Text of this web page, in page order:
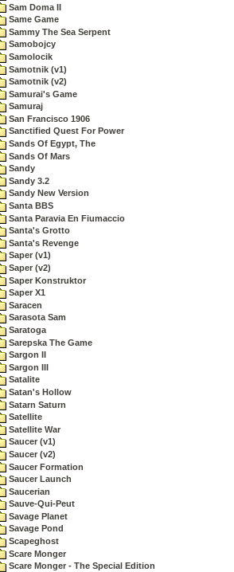
Sam Doma II
Same Game
Sammy The Sea Serpent
Samobojcy
Samolocik
Samotnik (v1)
Samotnik (v2)
Samurai's Game
Samuraj
San Francisco 1906
Sanctified Quest For Power
Sands Of Egypt, The
Sands Of Mars
Sandy
Sandy 3.2
Sandy New Version
Santa BBS
Santa Paravia En Fiumaccio
Santa's Grotto
Santa's Revenge
Saper (v1)
Saper (v2)
Saper Konstruktor
Saper X1
Saracen
Sarasota Sam
Saratoga
Sarepska The Game
Sargon II
Sargon III
Satalite
Satan's Hollow
Satarn Saturn
Satellite
Satellite War
Saucer (v1)
Saucer (v2)
Saucer Formation
Saucer Launch
Saucerian
Sauve-Qui-Peut
Savage Planet
Savage Pond
Scapeghost
Scare Monger
Scare Monger - The Special Edition